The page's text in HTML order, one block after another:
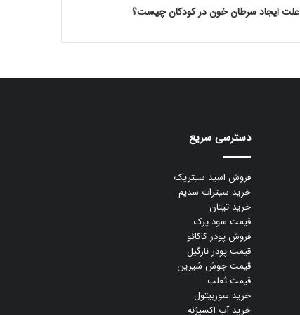
علت ایجاد سرطان خون در کودکان چیست؟
دسترسی سریع
فروش اسید سیتریک
خرید سیترات سدیم
خرید تیتان
قیمت سود پرک
فروش پودر کاکائو
قیمت پودر نارگیل
قیمت جوش شیرین
قیمت ثعلب
خرید سوربیتول
خرید آب اکسیژنه